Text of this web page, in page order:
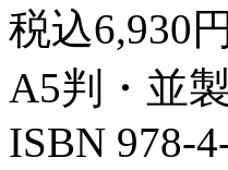
税込6,930
A5判・並
ISBN 978-